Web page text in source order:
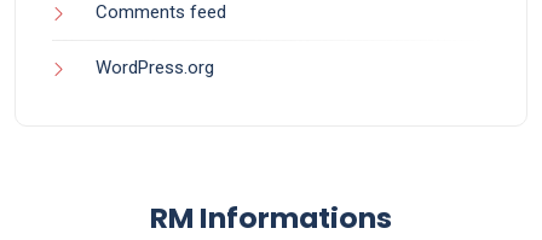
Comments feed
WordPress.org
RM Informations